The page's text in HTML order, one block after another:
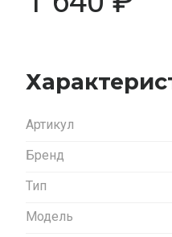
Артикул
Бренд
Тип
Модель